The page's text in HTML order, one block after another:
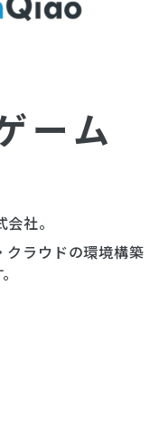
ーム
社。
クラウドの環境構築